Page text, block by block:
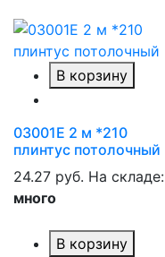
В корзину
03001Е 2 м *210
плинтус потолочный
24.27 руб. На складе:
много
В корзину